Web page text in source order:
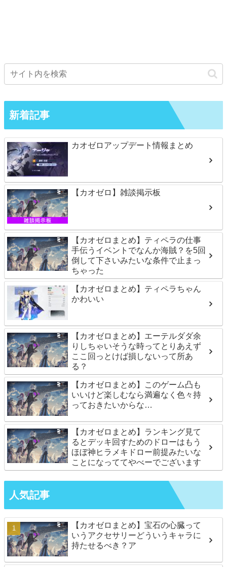
新着記事
カオゼロアップデート情報まとめ
【カオゼロ】雑談掲示板
【カオゼロまとめ】ティペラの仕事
手伝うイベントでなんか海賊？を5回
倒して下さいみたいな条件で止まっ
ちゃった
【カオゼロまとめ】ティペラちゃん
かわいい
【カオゼロまとめ】エーテルダダ余
りしちゃいそうな時ってとりあえず
ここ回っとけば損しないって所あ
る？
【カオゼロまとめ】このゲーム凸も
いいけど楽しむなら満遍なく色々持
っておきたいからな…
【カオゼロまとめ】ランキング見て
るとデッキ回すためのドローはもう
ほぼ神ヒラメキドロー前提みたいな
ことになっててやべーでございます
人気記事
【カオゼロまとめ】宝石の心臓って
いうアクセサリーどういうキャラに
持たせるべき？ア